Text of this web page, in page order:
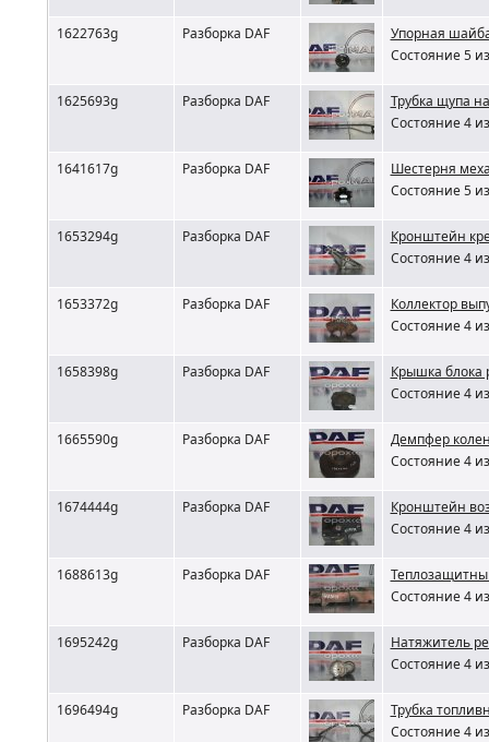
1622763g Разборка DAF
Упорная
Состояние 5
1625693g Разборка DAF
Трубка щупа
Состояние 4
1641617g Разборка DAF
Шестерня
Состояние 5
1653294g Разборка DAF
Кронштейн
Состояние 4
1653372g Разборка DAF
Коллектор
Состояние 4
1658398g Разборка DAF
Крышка блока
Состояние 4
1665590g Разборка DAF
Демпфер
Состояние 4
1674444g Разборка DAF
Кронштейн
Состояние 4
1688613g Разборка DAF
Состояние 4
1695242g Разборка DAF
Натяжитель
Состояние 4
1696494g Разборка DAF
Трубка
Состояние 4